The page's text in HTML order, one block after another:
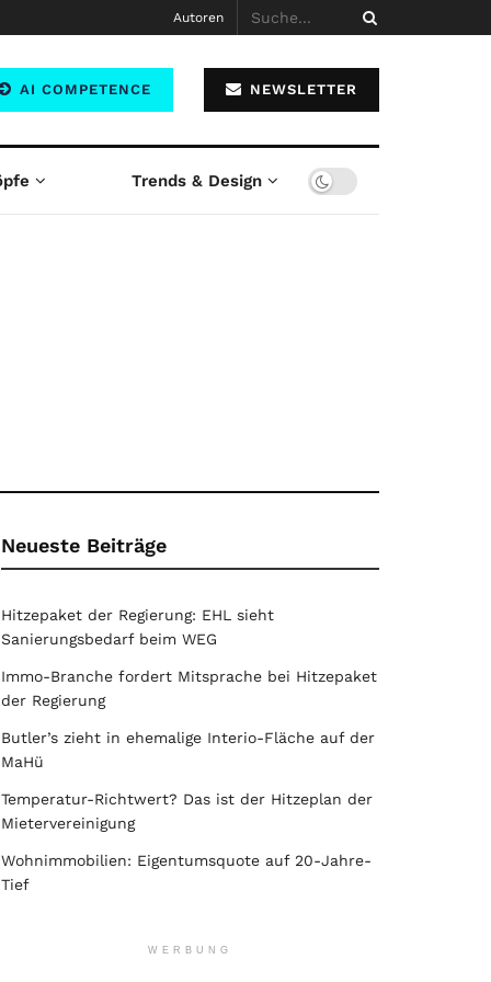
Autoren
AI COMPETENCE NEWSLETTER
Trends & Design
Neueste Beiträge
Hitzepaket der Regierung: EHL sieht
Sanierungsbedarf beim WEG
Immo-Branche fordert Mitsprache bei Hitzepaket
der Regierung
Butler’s zieht in ehemalige Interio-Fläche auf der
MaHü
Temperatur-Richtwert? Das ist der Hitzeplan der
Mietervereinigung
Wohnimmobilien: Eigentumsquote auf 20-Jahre-
Tief
WERBUNG